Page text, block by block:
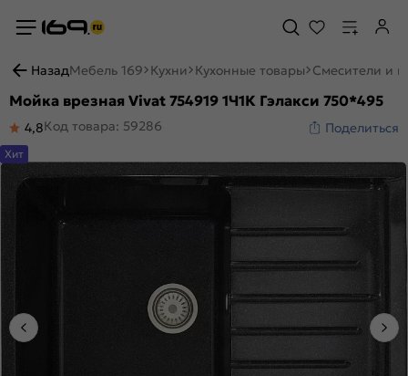
НазадМебель 169 Кухни Кухонные товары Смесители и
Мойка врезная Vivat 754919 1Ч1К Гэлакси 750*495
4,8Код товара: 59286 Поделиться
Хит